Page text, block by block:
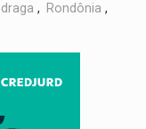
draga , Rondônia ,